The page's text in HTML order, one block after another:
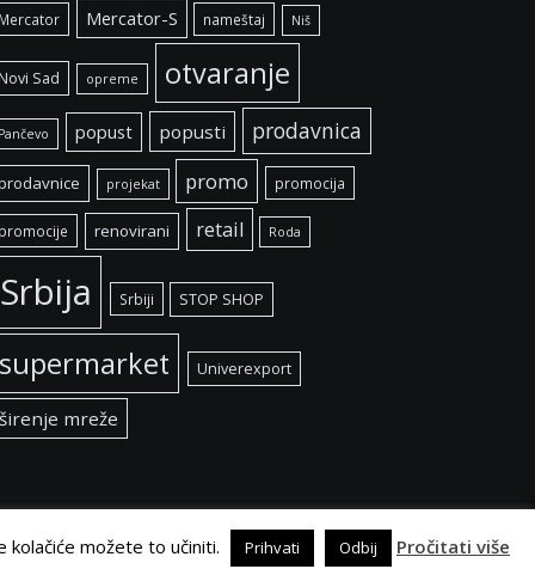
Mercator Mercator-S nameštaj Niš
Novi Sad opreme otvaranje
Pančevo popust popusti prodavnica
projekat promo promocija
promocije renovirani retail Roda
Srbija Srbiji STOP SHOP
supermarket Univerexport
širenje mreže
kolačiće možete to učiniti. Prihvati Odbij Pročitati više